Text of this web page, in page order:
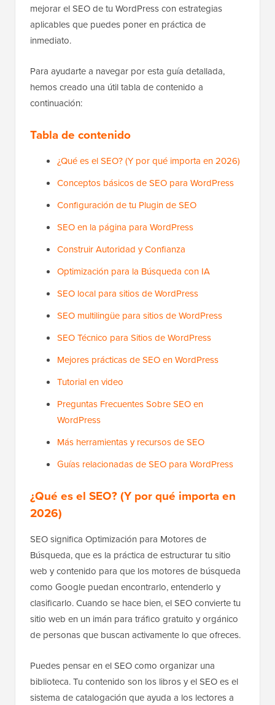
mejorar el SEO de tu WordPress con estrategias
aplicables que puedes poner en práctica de
inmediato.
Para ayudarte a navegar por esta guía detallada,
hemos creado una útil tabla de contenido a
continuación:
Tabla de contenido
¿Qué es el SEO? (Y por qué importa en 2026)
Conceptos básicos de SEO para WordPress
Configuración de tu Plugin de SEO
SEO en la página para WordPress
Construir Autoridad y Confianza
Optimización para la Búsqueda con IA
SEO local para sitios de WordPress
SEO multilingüe para sitios de WordPress
SEO Técnico para Sitios de WordPress
Mejores prácticas de SEO en WordPress
Tutorial en video
Preguntas Frecuentes Sobre SEO en
WordPress
Más herramientas y recursos de SEO
Guías relacionadas de SEO para WordPress
¿Qué es el SEO? (Y por qué importa en
2026)
SEO significa Optimización para Motores de
Búsqueda, que es la práctica de estructurar tu sitio
web y contenido para que los motores de búsqueda
como Google puedan encontrarlo, entenderlo y
clasificarlo. Cuando se hace bien, el SEO convierte tu
sitio web en un imán para tráfico gratuito y orgánico
de personas que buscan activamente lo que ofreces.
Puedes pensar en el SEO como organizar una
biblioteca. Tu contenido son los libros y el SEO es el
sistema de catalogación que ayuda a los lectores a